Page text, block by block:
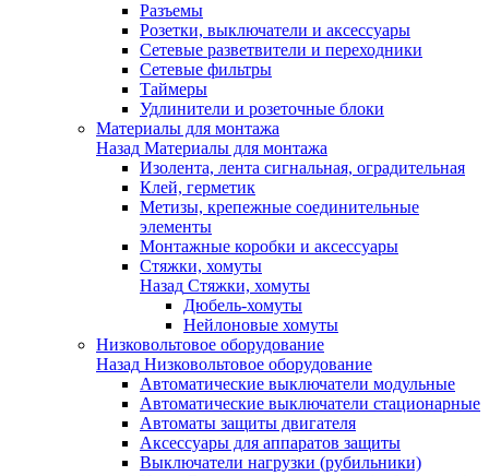
Разъемы
Розетки, выключатели и аксессуары
Сетевые разветвители и переходники
Сетевые фильтры
Таймеры
Удлинители и розеточные блоки
Материалы для монтажа
Назад Материалы для монтажа
Изолента, лента сигнальная, оградительная
Клей, герметик
Метизы, крепежные соединительные
элементы
Монтажные коробки и аксессуары
Стяжки, хомуты
Назад Стяжки, хомуты
Дюбель-хомуты
Нейлоновые хомуты
Низковольтовое оборудование
Назад Низковольтовое оборудование
Автоматические выключатели модульные
Автоматические выключатели стационарные
Автоматы защиты двигателя
Аксессуары для аппаратов защиты
Выключатели нагрузки (рубильники)